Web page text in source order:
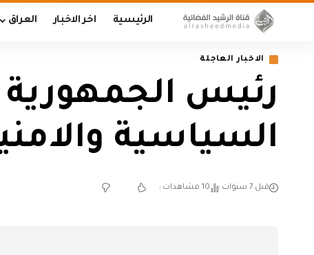
الرئيسية اخر الاخبار العراق
الاخبار العاجلة
رئيس
السياسية
قبل 7 سنوات 10 مشاهدات